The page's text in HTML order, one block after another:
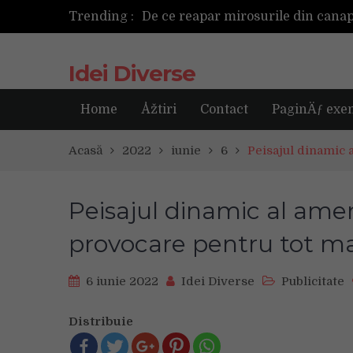
Trending :
Cum ar fi dacă ceasul tău s-ar
Idei Diverse
Home Åžtiri Contact PaginÄƒ
Acasă 2022 iunie 6 Peisajul dinamic
Peisajul dinamic al
provocare pentru tot
6 iunie 2022 Idei Diverse Publicitate
Distribuie